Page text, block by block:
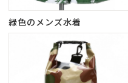
緑色のメンズ水着